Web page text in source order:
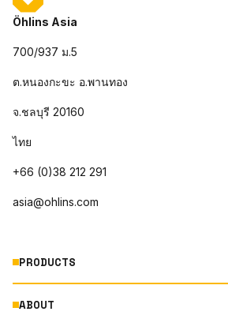
Öhlins Asia
700/937 ม.5
ต.หนองกะขะ อ.พานทอง
จ.ชลบุรี 20160
ไทย
+66 (0)38 212 291
asia@ohlins.com
PRODUCTS
MOTORCYCLE
ABOUT